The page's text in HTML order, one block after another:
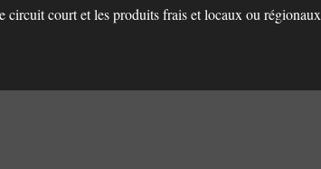
circuit court et les produits frais et locaux ou régionaux